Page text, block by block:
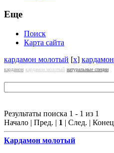
Еще
Поиск
Карта сайта
кардамон молотый [x] кардамон
кардамон кардамон молотый натуральные специи
Результаты поиска 1 - 1 из 1
Начало | Пред. | 1 | След. | Конец
Кардамон молотый